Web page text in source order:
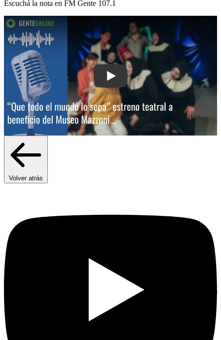
Escuchá la nota en FM Gente 107.1
Play: “Que todo el mundo lo sepa”:
Volver atrás